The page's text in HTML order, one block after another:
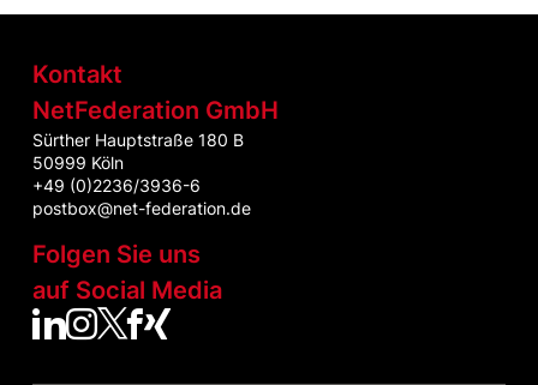
Kontakt
NetFederation GmbH
Sürther Hauptstraße 180 B
50999 Köln
+49 (0)2236/3936-6
postbox@net-federation.de
Folgen Sie uns
auf Social Media
NetFed auf LinkedIn
NetFed auf Instagram
NetFed auf Twitter
NetFed auf Facebook
NetFed auf Xing